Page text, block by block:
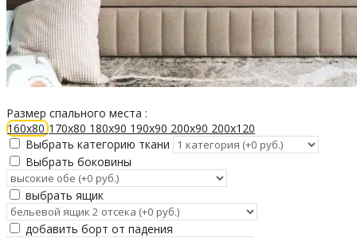
Размер спального места :
160х80170х80 180х90 190х90 200х90 200х120
Выбрать категорию ткани
Выбрать боковины
выбрать ящик
добавить борт от падения